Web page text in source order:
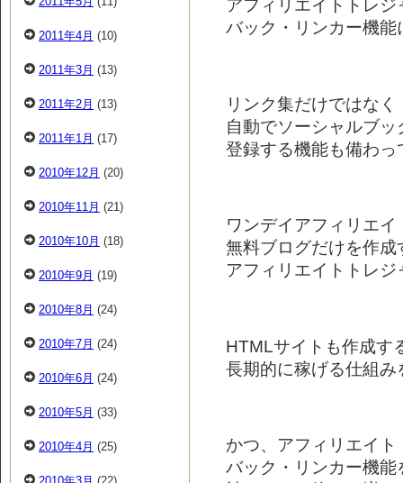
アフィリエイトトレジ
バック・リンカー機能
リンク集だけではなく
自動でソーシャルブッ
登録する機能も備わっ
ワンデイアフィリエ
無料ブログだけを作成
アフィリエイトトレジ
HTMLサイトも作成す
長期的に稼げる仕組み
かつ、アフィリエイト
バック・リンカー機能
2011年4月 (10)
2011年3月 (13)
2011年2月 (13)
2011年1月 (17)
2010年12月 (20)
2010年11月 (21)
2010年10月 (18)
2010年9月 (19)
2010年8月 (24)
2010年7月 (24)
2010年6月 (24)
2010年5月 (33)
2010年4月 (25)